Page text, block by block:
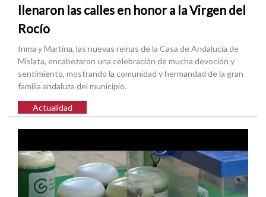
llenaron las calles en honor a la Virgen del
Rocío
Inma y Martina, las nuevas reinas de la Casa de Andalucía de
Mislata, encabezaron una celebración de mucha devoción y
sentimiento, mostrando la comunidad y hermandad de la gran
familia andaluza del municipio.
Actualidad